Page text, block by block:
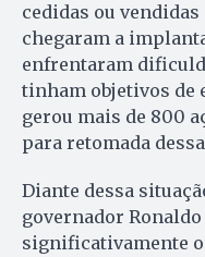
cedidas ou
chegaram a
enfrentaram
tinham objetivos de
gerou mais de 800
para retomada
Diante dessa
governador
significativamente o